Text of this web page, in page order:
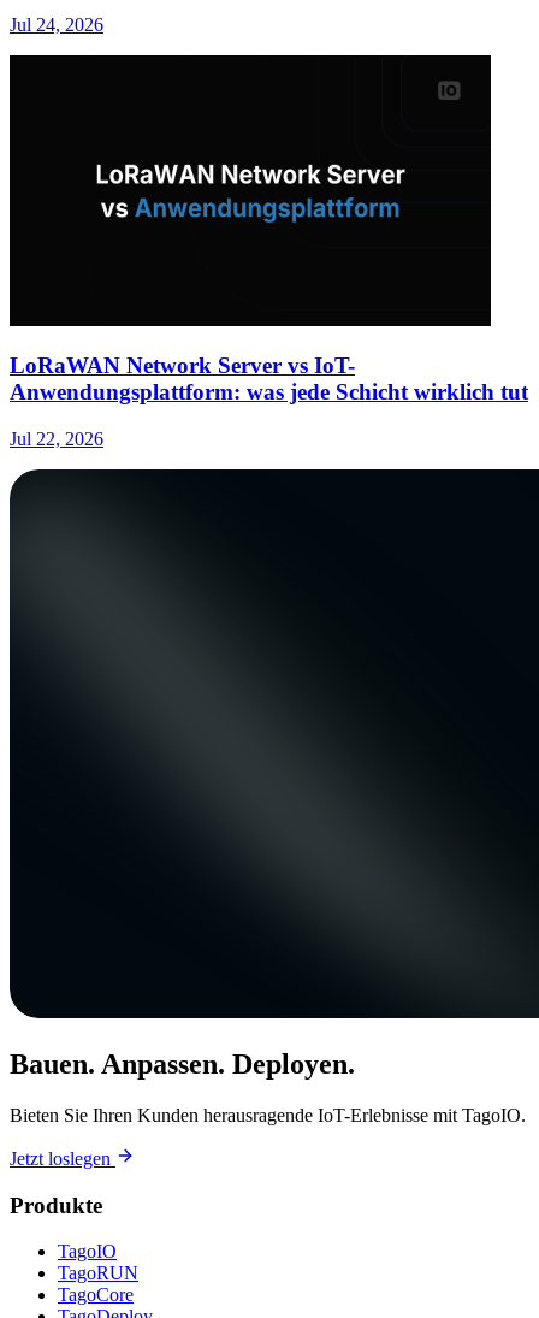
Jul 24, 2026
LoRaWAN Network Server vs IoT-
Anwendungsplattform: was jede Schicht wirklich tut
Jul 22, 2026
Bauen. Anpassen. Deployen.
Bieten Sie Ihren Kunden herausragende IoT-Erlebnisse mit TagoIO.
Jetzt loslegen
Produkte
TagoIO
TagoRUN
TagoCore